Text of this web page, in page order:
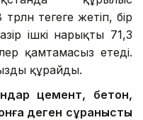
теңгеге жетіп, бір
ішкі нарықтың 71,3
қамтамасыз етеді.
құрайды.
цемент, бетон,
деген сұранысты